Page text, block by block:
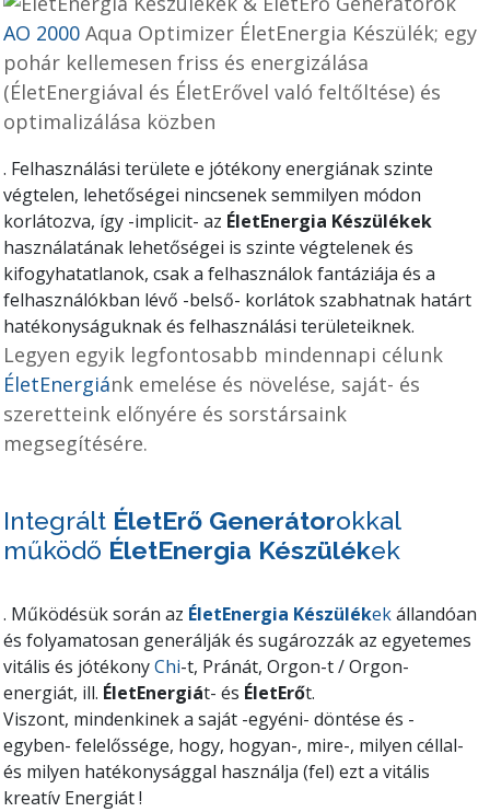
AO 2000 Aqua Optimizer ÉletEnergia Készülék; egy
pohár kellemesen friss és energizálása
(ÉletEnergiával és ÉletErővel való feltőltése) és
optimalizálása közben
. Felhasználási területe e jótékony energiának szinte
végtelen, lehetőségei nincsenek semmilyen módon
korlátozva, így -implicit- az ÉletEnergia Készülékek
használatának lehetőségei is szinte végtelenek és
kifogyhatatlanok, csak a felhasználok fantáziája és a
felhasználókban lévő -belső- korlátok szabhatnak határt
hatékonyságuknak és felhasználási területeiknek.
Legyen egyik legfontosabb mindennapi célunk
ÉletEnergiánk emelése és növelése, saját- és
szeretteink előnyére és sorstársaink
megsegítésére.
Integrált ÉletErő Generátorokkal
működő ÉletEnergia Készülékek
. Működésük során az ÉletEnergia Készülékekállandóan
és folyamatosan generálják és sugározzák az egyetemes
vitális és jótékonyChi-t, Pránát, Orgon-t / Orgon-
energiát, ill. ÉletEnergiát- és ÉletErőt.
Viszont, mindenkinek a saját -egyéni- döntése és -
egyben- felelőssége, hogy, hogyan-, mire-, milyen céllal-
és milyen hatékonysággal használja (fel) ezt a vitális
kreatív Energiát !